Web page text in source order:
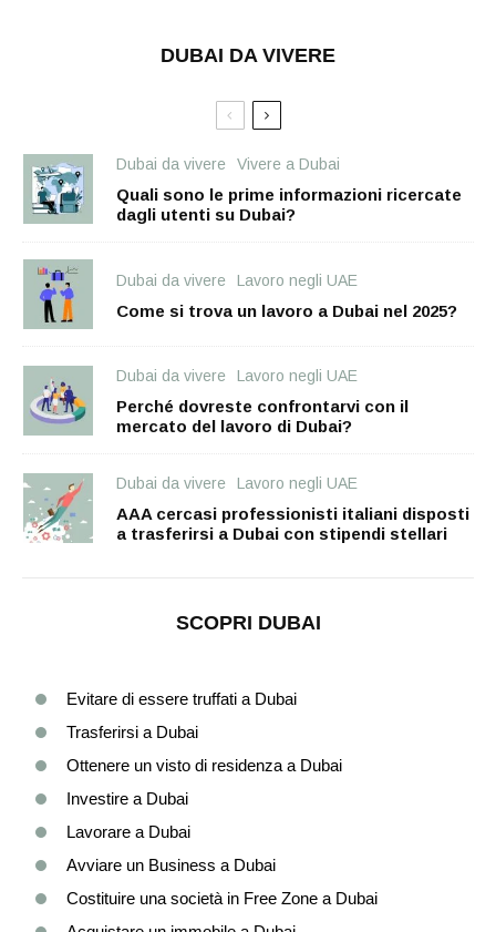
DUBAI DA VIVERE
Dubai da vivere Vivere a Dubai
Quali sono le prime informazioni ricercate
dagli utenti su Dubai?
Dubai da vivere Lavoro negli UAE
Come si trova un lavoro a Dubai nel 2025?
Dubai da vivere Lavoro negli UAE
Perché dovreste confrontarvi con il
mercato del lavoro di Dubai?
Dubai da vivere Lavoro negli UAE
AAA cercasi professionisti italiani disposti
a trasferirsi a Dubai con stipendi stellari
SCOPRI DUBAI
Evitare di essere truffati a Dubai
Trasferirsi a Dubai
Ottenere un visto di residenza a Dubai
Investire a Dubai
Lavorare a Dubai
Avviare un Business a Dubai
Costituire una società in Free Zone a Dubai